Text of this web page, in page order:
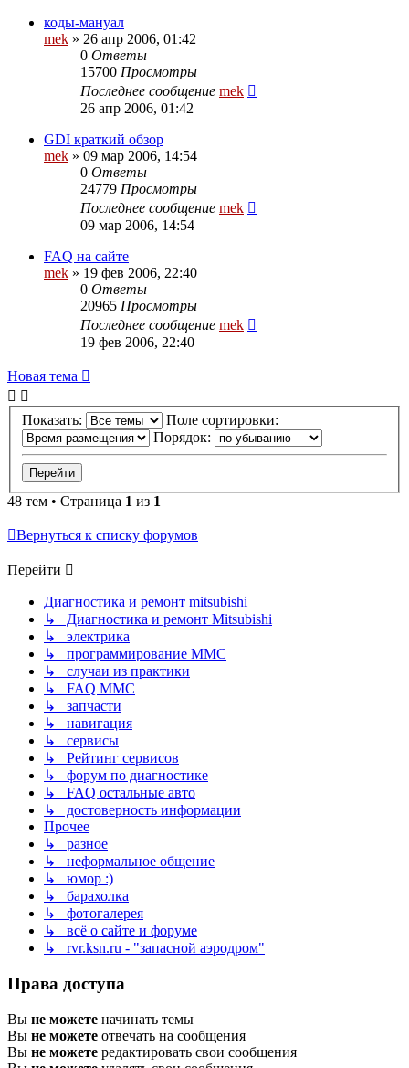
коды-мануал
mek » 26 апр 2006, 01:42
0 Ответы
15700 Просмотры
Последнее сообщение mek
26 апр 2006, 01:42
GDI краткий обзор
mek » 09 мар 2006, 14:54
0 Ответы
24779 Просмотры
Последнее сообщение mek
09 мар 2006, 14:54
FAQ на сайте
mek » 19 фев 2006, 22:40
0 Ответы
20965 Просмотры
Последнее сообщение mek
19 фев 2006, 22:40
Новая тема
Показать:
Поле сортировки:
Порядок:
48 тем • Страница 1 из 1
Вернуться к списку форумов
Перейти
Диагностика и ремонт mitsubishi
↳ Диагностика и ремонт Mitsubishi
↳ электрика
↳ программирование MMC
↳ случаи из практики
↳ FAQ MMC
↳ запчасти
↳ навигация
↳ сервисы
↳ Рейтинг сервисов
↳ форум по диагностике
↳ FAQ остальные авто
↳ достоверность информации
Прочее
↳ разное
↳ неформальное общение
↳ юмор :)
↳ барахолка
↳ фотогалерея
↳ всё о сайте и форуме
↳ rvr.ksn.ru - "запасной аэродром"
Права доступа
Вы не можете начинать темы
Вы не можете отвечать на сообщения
Вы не можете редактировать свои сообщения